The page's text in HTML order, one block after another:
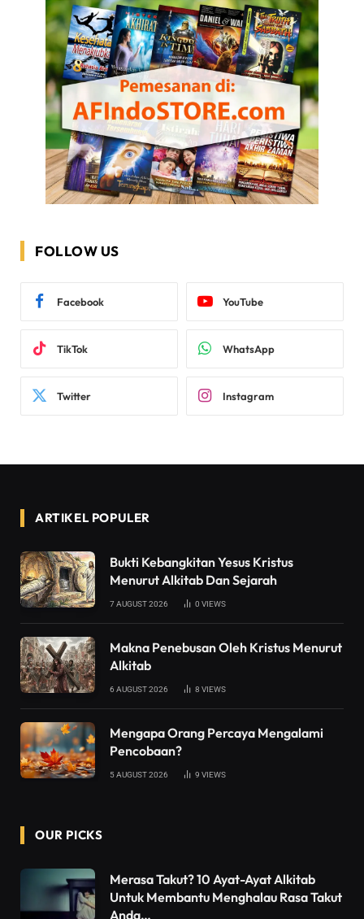
FOLLOW US
Facebook YouTube
TikTok WhatsApp
Twitter Instagram
ARTIKEL POPULER
Bukti Kebangkitan Yesus Kristus
Menurut Alkitab Dan Sejarah
7 AUGUST 2026 0 VIEWS
Makna Penebusan Oleh Kristus Menurut
Alkitab
6 AUGUST 2026 8 VIEWS
Mengapa Orang Percaya Mengalami
Pencobaan?
5 AUGUST 2026 9 VIEWS
OUR PICKS
Merasa Takut? 10 Ayat-Ayat Alkitab
Untuk Membantu Menghalau Rasa Takut
Anda…